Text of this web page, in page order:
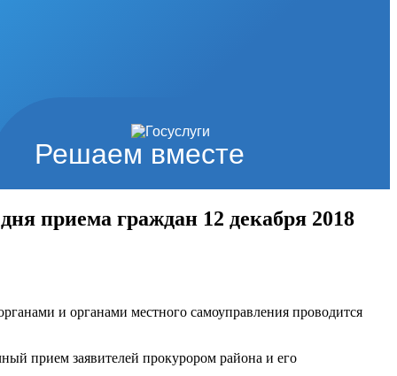
Решаем вместе
приема граждан 12 декабря 2018
и органами местного самоуправления проводится
прием заявителей прокурором района и его